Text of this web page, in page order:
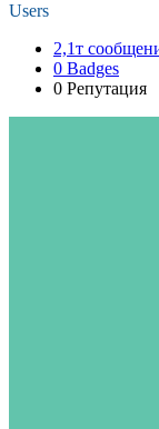
Users
2,1т
0 Badges
0 Репутация